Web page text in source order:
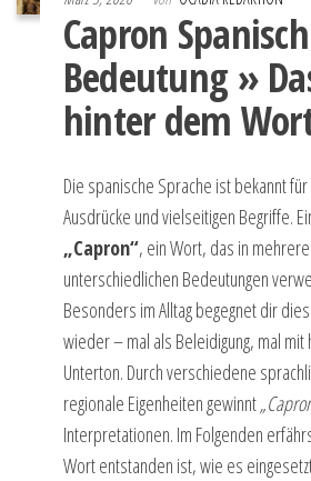
Capron Spanisch
Bedeutung »
hinter dem
Die spanische Sprache ist bekannt
Ausdrücke und vielseitigen Begriffe.
„Capron“, ein Wort, das in
unterschiedlichen Bedeutungen
Besonders im Alltag begegnet dir
wieder – mal als Beleidigung, mal mit
Unterton. Durch verschiedene
regionale Eigenheiten gewinnt
Interpretationen. Im Folgenden
Wort entstanden ist, wie es